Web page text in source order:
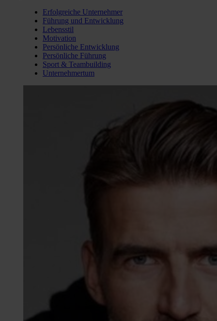
Erfolgreiche Unternehmer
Führung und Entwicklung
Lebensstil
Motivation
Persönliche Entwicklung
Persönliche Führung
Sport & Teambuilding
Unternehmertum